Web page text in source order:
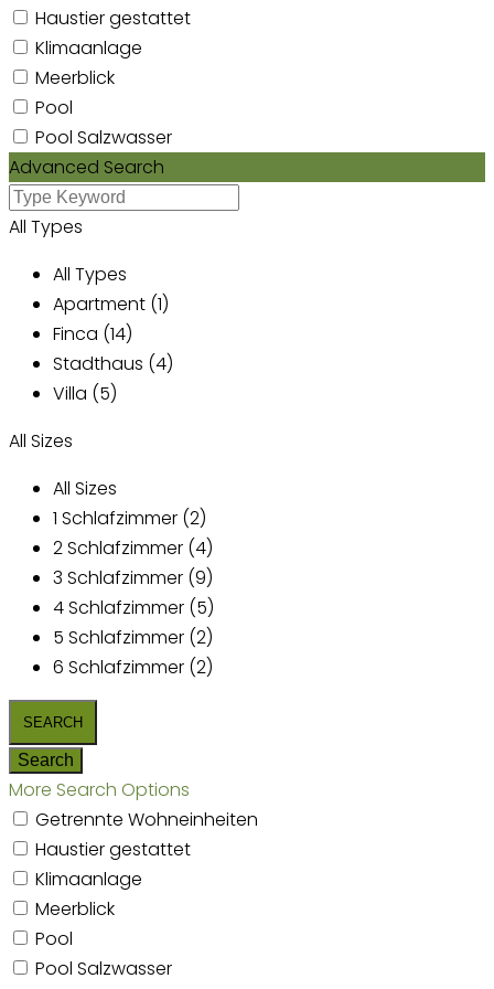
Haustier gestattet
Klimaanlage
Meerblick
Pool
Pool Salzwasser
Advanced Search
All Types
All Types
Apartment (1)
Finca (14)
Stadthaus (4)
Villa (5)
All Sizes
All Sizes
1 Schlafzimmer (2)
2 Schlafzimmer (4)
3 Schlafzimmer (9)
4 Schlafzimmer (5)
5 Schlafzimmer (2)
6 Schlafzimmer (2)
More Search Options
Getrennte Wohneinheiten
Haustier gestattet
Klimaanlage
Meerblick
Pool
Pool Salzwasser